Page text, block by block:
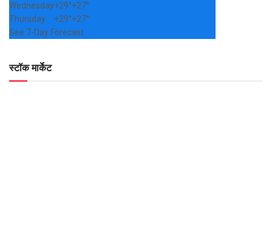
Wednesday+29°+27°
Thursday
+29°+27°
See 7-Day Forecast
स्टॉक मार्केट